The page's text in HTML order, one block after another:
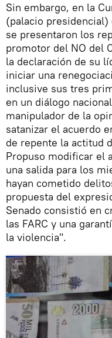
Sin embargo, en la
(palacio presidencial)
se presentaron los
promotor del NO del
la declaración de su
iniciar una
inclusive sus tres
en un diálogo
manipulador de la
satanizar el acuerdo
de repente la actitud
Propuso modificar el
una salida para los
hayan cometido
propuesta del
Senado consistió en
las FARC y una
la violencia".